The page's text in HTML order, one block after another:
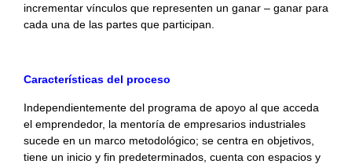
incrementar vínculos que representen un ganar – ganar para
cada una de las partes que participan.
Características del proceso
Independientemente del programa de apoyo al que acceda
el emprendedor, la mentoría de empresarios industriales
sucede en un marco metodológico; se centra en objetivos,
tiene un inicio y fin predeterminados, cuenta con espacios y